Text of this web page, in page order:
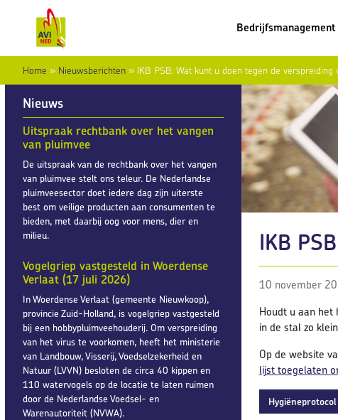
Bedrijfsmanagement
Home » Nieuwsberichten » IKB PSB: Wat kunt u doen tegen de verspreiding
Nieuws
Uitspraak rechtbank over het vangen
van pluimvee
De uitspraak van de rechtbank over het vangen
van pluimvee stelt ons teleur. De Nederlandse
pluimveesector doet iedere dag zijn uiterste
best om veilige producten aan consumenten te
bieden, met daarbij oog voor mens, dier en
milieu.
Vogelgriep vastgesteld in Woerdense
Verlaat (17 juli 2026)
In Woerdense Verlaat (gemeente Nieuwkoop),
provincie Zuid-Holland, is vogelgriep vastgesteld
bij een hobbypluimveehouderij. Om verspreiding
van het virus te voorkomen, heeft het ministerie
van Landbouw, Visserij, Voedselzekerheid en
Natuur (LVVN) besloten de circa 40 kippen en
110 watervogels op de locatie te laten ruimen
door de Nederlandse Voedsel- en
Warenautoriteit (NVWA).
IKB
10 november
Houdt u aan het
in de stal zo
Op de website
lijst toegelaten